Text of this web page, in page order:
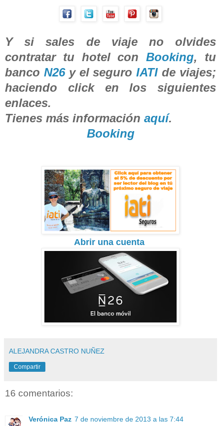
Y si sales de viaje no olvides
contratar tu hotel conBooking, tu
banco N26y el seguroIATI de viajes;
haciendo click en los siguientes
enlaces.
Tienes más información aquí.
Booking
Abrir una cuenta
ALEJANDRA CASTRO NUÑEZ
Compartir
16 comentarios:
Verónica Paz 7 de noviembre de 2013 a las 7:44